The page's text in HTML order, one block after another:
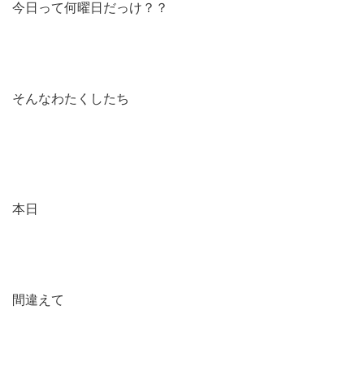
今日って何曜日だっけ？？
そんなわたくしたち
本日
間違えて